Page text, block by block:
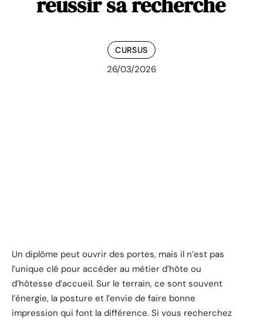
CURSUS
26/03/2026
Un diplôme peut ouvrir des portes, mais il n’est pas
l’unique clé pour accéder au métier d’hôte ou
d’hôtesse d’accueil. Sur le terrain, ce sont souvent
l’énergie, la posture et l’envie de faire bonne
impression qui font la différence. Si vous recherchez